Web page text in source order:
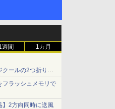
週間 1カ月
クールの2つ折りマ
になるギミックと
フラッシュメモリで
】2方向同時に送風